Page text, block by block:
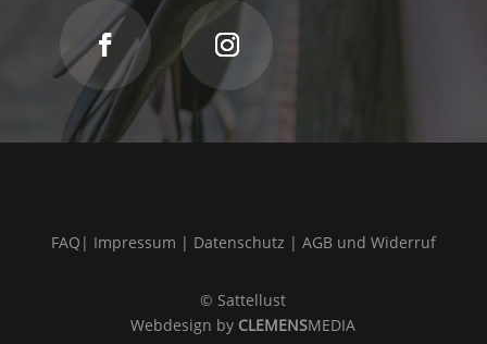
FAQ | Impressum | Datenschutz | AGB und Widerruf
© Sattellust
Webdesign by CLEMENSMEDIA